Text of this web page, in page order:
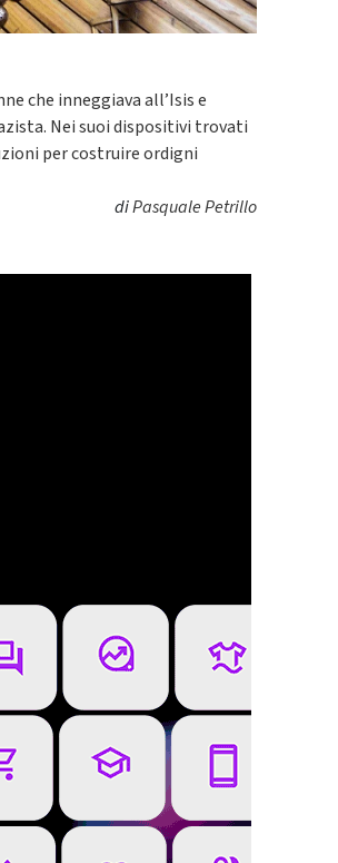
che inneggiava all’Isis e
Nei suoi dispositivi trovati
per costruire ordigni
diPasquale Petrillo